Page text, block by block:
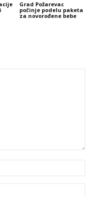
Grad Požarevac
počinje podelu paketa
za novorođene bebe